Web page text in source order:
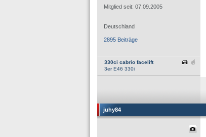
Mitglied seit: 07.09.2005
Deutschland
2895 Beiträge
330ci cabrio facelift
3er E46 330i
juhy84